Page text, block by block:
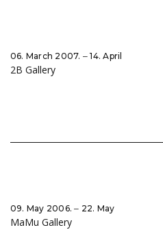
06. March 2007. ‒ 14. April
2B Gallery
09. May 2006. ‒ 22. May
MaMu Gallery